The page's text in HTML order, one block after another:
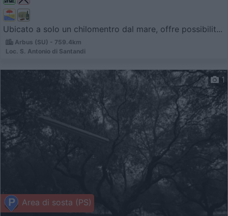
Ubicato a solo un chilomentro dal mare, offre possibilit...
Arbus (SU) - 759.4km
Loc. S. Antonio di Santandi
Area di sosta (PS)
1